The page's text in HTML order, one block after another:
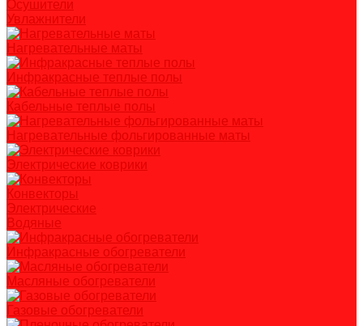
Осушители
Увлажнители
Нагревательные маты
Инфракрасные теплые полы
Кабельные теплые полы
Нагревательные фольгированные маты
Электрические коврики
Конвекторы
Электрические
Водяные
Инфракрасные обогреватели
Масляные обогреватели
Газовые обогреватели